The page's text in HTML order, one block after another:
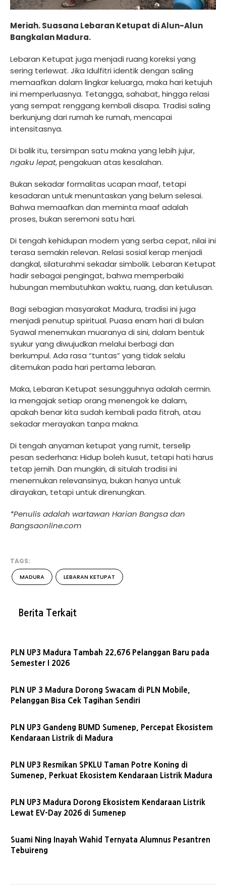
Meriah. Suasana Lebaran Ketupat di Alun-Alun
Bangkalan Madura.
Lebaran Ketupat juga menjadi ruang koreksi yang
sering terlewat. Jika Idulfitri identik dengan saling
memaafkan dalam lingkar keluarga, maka hari ketujuh
ini memperluasnya. Tetangga, sahabat, hingga relasi
yang sempat renggang kembali disapa. Tradisi saling
berkunjung dari rumah ke rumah, mencapai
intensitasnya.
Di balik itu, tersimpan satu makna yang lebih jujur,
ngaku lepat, pengakuan atas kesalahan.
Bukan sekadar formalitas ucapan maaf, tetapi
kesadaran untuk menuntaskan yang belum selesai.
Bahwa memaafkan dan meminta maaf adalah
proses, bukan seremoni satu hari.
Di tengah kehidupan modern yang serba cepat, nilai ini
terasa semakin relevan. Relasi sosial kerap menjadi
dangkal, silaturahmi sekadar simbolik. Lebaran Ketupat
hadir sebagai pengingat, bahwa memperbaiki
hubungan membutuhkan waktu, ruang, dan ketulusan.
Bagi sebagian masyarakat Madura, tradisi ini juga
menjadi penutup spiritual. Puasa enam hari di bulan
Syawal menemukan muaranya di sini, dalam bentuk
syukur yang diwujudkan melalui berbagi dan
berkumpul. Ada rasa “tuntas” yang tidak selalu
ditemukan pada hari pertama lebaran.
Maka, Lebaran Ketupat sesungguhnya adalah cermin.
Ia mengajak setiap orang menengok ke dalam,
apakah benar kita sudah kembali pada fitrah, atau
sekadar merayakan tanpa makna.
Di tengah anyaman ketupat yang rumit, terselip
pesan sederhana: Hidup boleh kusut, tetapi hati harus
tetap jernih. Dan mungkin, di situlah tradisi ini
menemukan relevansinya, bukan hanya untuk
dirayakan, tetapi untuk direnungkan.
*Penulis adalah wartawan Harian Bangsa dan
Bangsaonline.com
TAGS:
MADURA LEBARAN KETUPAT
Berita Terkait
PLN UP3 Madura Tambah 22.676 Pelanggan Baru pada
Semester I 2026
PLN UP 3 Madura Dorong Swacam di PLN Mobile,
Pelanggan Bisa Cek Tagihan Sendiri
PLN UP3 Gandeng BUMD Sumenep, Percepat Ekosistem
Kendaraan Listrik di Madura
PLN UP3 Resmikan SPKLU Taman Potre Koning di
Sumenep, Perkuat Ekosistem Kendaraan Listrik Madura
PLN UP3 Madura Dorong Ekosistem Kendaraan Listrik
Lewat EV-Day 2026 di Sumenep
Suami Ning Inayah Wahid Ternyata Alumnus Pesantren
Tebuireng